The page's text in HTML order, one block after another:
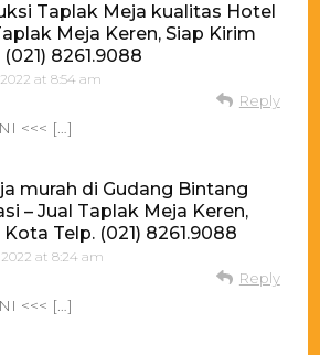
Taplak Meja kualitas Hotel
Meja Keren, Siap Kirim
8261.9088
at 8:54 am
Reply
<<< […]
murah di Gudang Bintang
– Jual Taplak Meja Keren,
Telp. (021) 8261.9088
at 8:24 am
Reply
<<< […]